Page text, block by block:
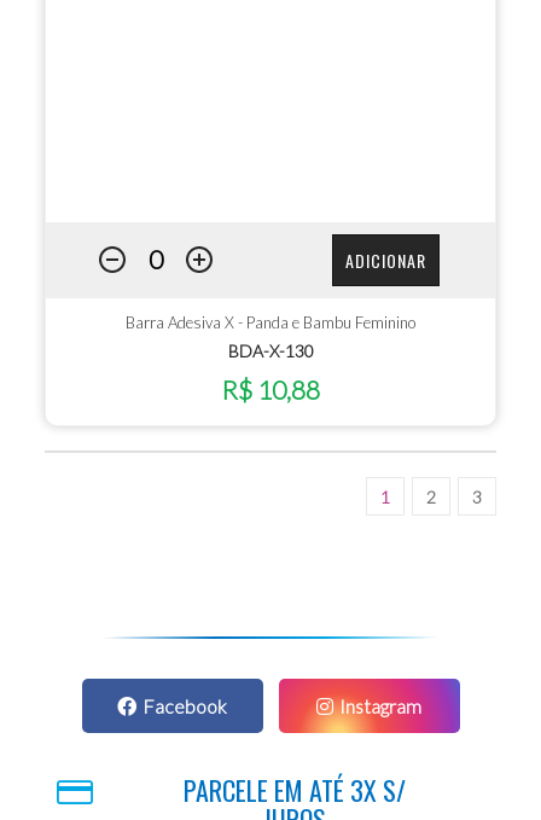
ADICIONAR
Barra Adesiva X - Panda e Bambu Feminino
BDA-X-130
R$ 10,88
1 2 3
Facebook Instagram
PARCELE EM ATÉ 3X S/